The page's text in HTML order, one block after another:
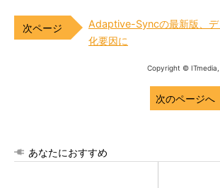
Adaptive-Syncの最新版、デ
化要因に
Copyright © ITmedia,
次のページへ
あなたにおすすめ